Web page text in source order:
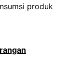
produk